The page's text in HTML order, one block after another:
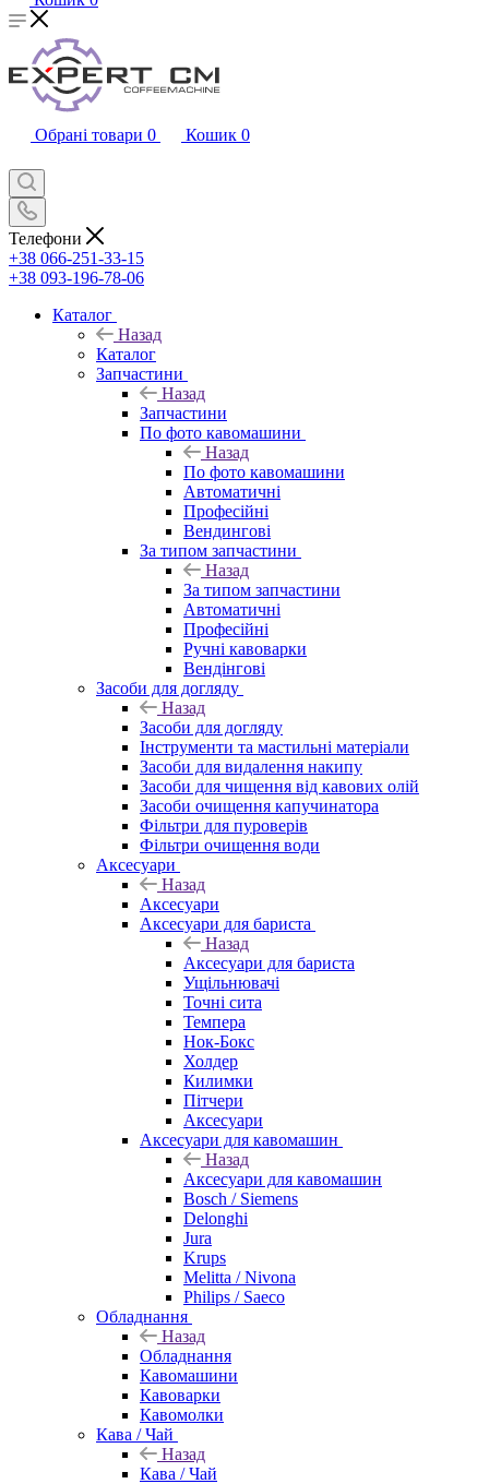
Обрані товари 0 Кошик 0
Телефони
+38 066-251-33-15
+38 093-196-78-06
Каталог
Назад
Каталог
Запчастини
Назад
Запчастини
По фото кавомашини
Назад
По фото кавомашини
Автоматичні
Професійні
Вендингові
За типом запчастини
Назад
За типом запчастини
Автоматичні
Професійні
Ручні кавоварки
Вендінгові
Засоби для догляду
Назад
Засоби для догляду
Інструменти та мастильні матеріали
Засоби для видалення накипу
Засоби для чищення від кавових олій
Засоби очищення капучинатора
Фільтри для пуроверів
Фільтри очищення води
Аксесуари
Назад
Аксесуари
Аксесуари для бариста
Назад
Аксесуари для бариста
Ущільнювачі
Точні сита
Темпера
Нок-Бокс
Холдер
Килимки
Пітчери
Аксесуари
Аксесуари для кавомашин
Назад
Аксесуари для кавомашин
Bosch / Siemens
Delonghi
Jura
Krups
Melitta / Nivona
Philips / Saeco
Обладнання
Назад
Обладнання
Кавомашини
Кавоварки
Кавомолки
Кава / Чай
Назад
Кава / Чай